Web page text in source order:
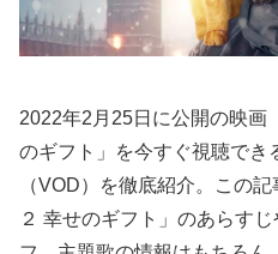
2022年2月25日に公開の映画
のギフト」を今すぐ視聴でき
（VOD）を徹底紹介。この
２ 幸せのギフト」のあらす